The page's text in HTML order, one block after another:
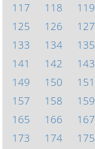
117
118 119
125
126 127
133
134 135
141
142 143
149
150 151
157
158 159
165
166 167
173
174 175